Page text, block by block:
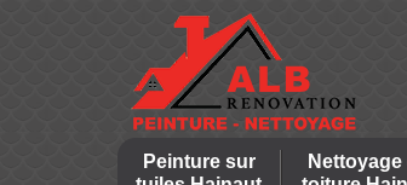
Peinture sur
Nettoyage